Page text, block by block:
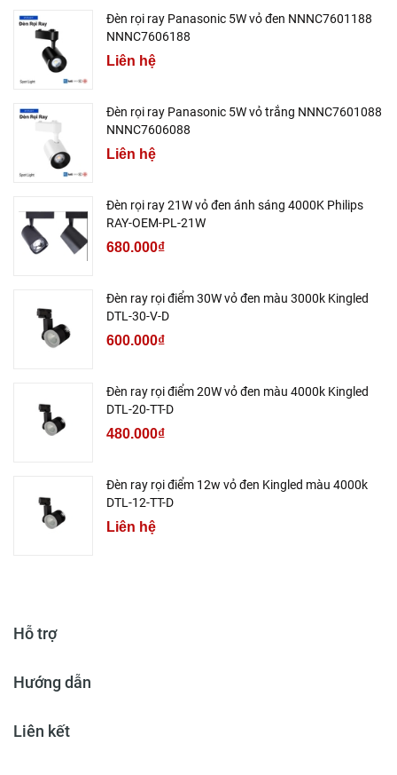
Đèn rọi ray Panasonic 5W vỏ đen NNNC7601188
NNNC7606188
Liên hệ
Đèn rọi ray Panasonic 5W vỏ trắng NNNC7601088
NNNC7606088
Liên hệ
Đèn rọi ray 21W vỏ đen ánh sáng 4000K Philips
RAY-OEM-PL-21W
680.000₫
Đèn ray rọi điểm 30W vỏ đen màu 3000k Kingled
DTL-30-V-D
600.000₫
Đèn ray rọi điểm 20W vỏ đen màu 4000k Kingled
DTL-20-TT-D
480.000₫
Đèn ray rọi điểm 12w vỏ đen Kingled màu 4000k
DTL-12-TT-D
Liên hệ
Hỗ trợ
Hướng dẫn
Liên kết